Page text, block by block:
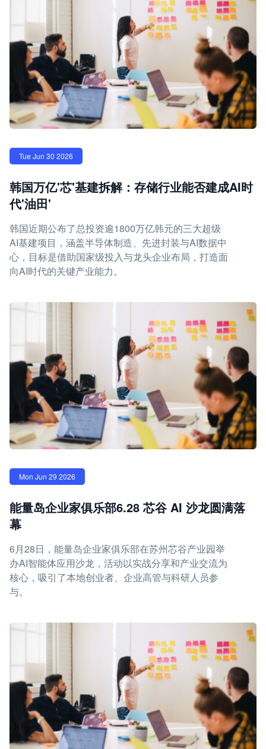
Tue Jun 30 2026
韩国万亿'芯'基建拆解：存储行业能否建成AI时
代'油田'
韩国近期公布了总投资逾1800万亿韩元的三大超级
AI基建项目，涵盖半导体制造、先进封装与AI数据中
心，目标是借助国家级投入与龙头企业布局，打造面
向AI时代的关键产业能力。
Mon Jun 29 2026
能量岛企业家俱乐部6.28 芯谷 AI 沙龙圆满落
幕
6月28日，能量岛企业家俱乐部在苏州芯谷产业园举
办AI智能体应用沙龙，活动以实战分享和产业交流为
核心，吸引了本地创业者、企业高管与科研人员参
与。